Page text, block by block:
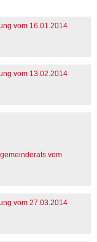
vom 16.01.2014
vom 13.02.2014
vom
vom 27.03.2014